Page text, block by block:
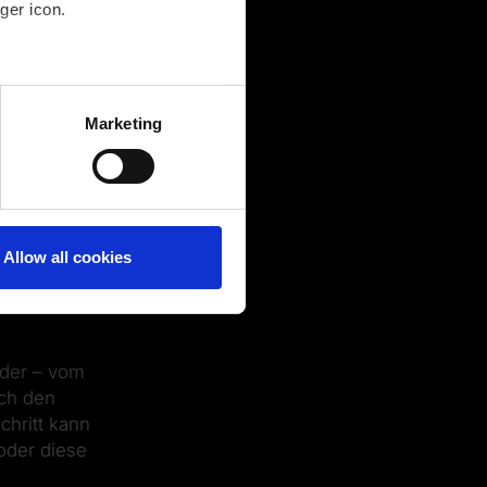
icon.
meters
Marketing
Allow all cookies
zur
Sie
– vom
den
kann
diese